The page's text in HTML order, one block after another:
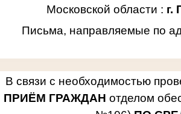
Московской области : г.
Письма, направляемые по
В связи с необходимостью
ПРИЁМ ГРАЖДАН отделом